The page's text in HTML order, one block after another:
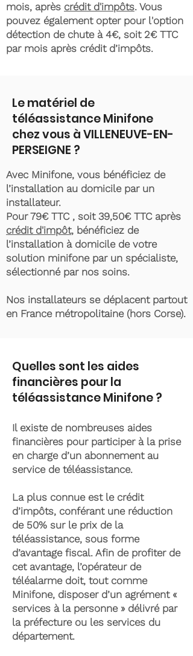
mois, après crédit d'impôts. Vous
pouvez également opter pour l'option
détection de chute à 4€, soit 2€ TTC
par mois après crédit d’impôts.
Le matériel de
téléassistance Minifone
chez vous à VILLENEUVE-EN-
PERSEIGNE ?
Avec Minifone, vous bénéficiez de
l’installation au domicile par un
installateur.
Pour 79€ TTC , soit 39,50€ TTC après
crédit d'impôt, bénéficiez de
l’installation à domicile de votre
solution minifone par un spécialiste,
sélectionné par nos soins.
Nos installateurs se déplacent partout
en France métropolitaine (hors Corse).
Quelles sont les aides
financières pour la
téléassistance Minifone ?
Il existe de nombreuses aides
financières pour participer à la prise
en charge d’un abonnement au
service de téléassistance.
La plus connue est le crédit
d’impôts, conférant une réduction
de 50% sur le prix de la
téléassistance, sous forme
d’avantage fiscal. Afin de profiter de
cet avantage, l’opérateur de
téléalarme doit, tout comme
Minifone, disposer d’un agrément «
services à la personne » délivré par
la préfecture ou les services du
département.